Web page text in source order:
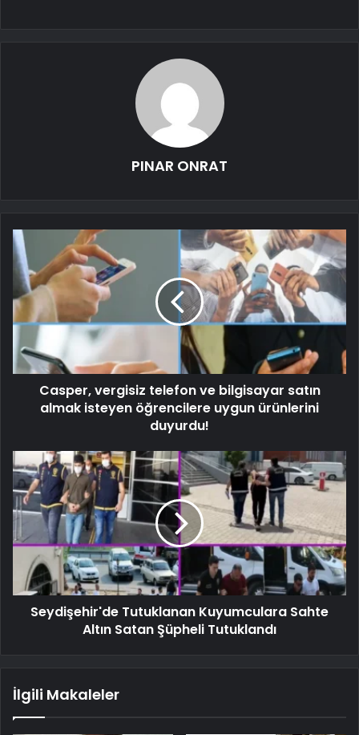
PINAR ONRAT
Casper, vergisiz telefon ve bilgisayar satın
almak isteyen öğrencilere uygun ürünlerini
duyurdu!
Seydişehir'de Tutuklanan Kuyumculara Sahte
Altın Satan Şüpheli Tutuklandı
İlgili Makaleler